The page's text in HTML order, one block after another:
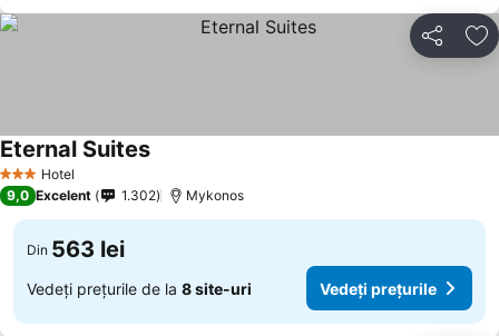
Distribuiți
3 SteleHotel
Eternal Suites
9,0 Excelent 1.302 Mykonos
Din 563 lei
Vedeți prețurile de la 8 site-uri Vedeți prețurile